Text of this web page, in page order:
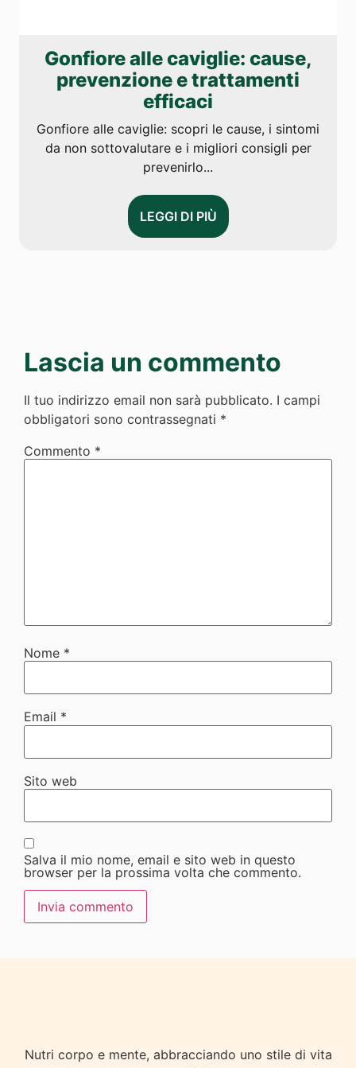
Gonfiore alle caviglie: cause,
prevenzione e trattamenti
efficaci
Gonfiore alle caviglie: scopri le cause, i sintomi
da non sottovalutare e i migliori consigli per
prevenirlo...
LEGGI DI PIÙ
Lascia un commento
Il tuo indirizzo email non sarà pubblicato. I campi
obbligatori sono contrassegnati *
Commento *
Nome *
Email *
Sito web
Salva il mio nome, email e sito web in questo
browser per la prossima volta che commento.
Nutri corpo e mente, abbracciando uno stile di vita